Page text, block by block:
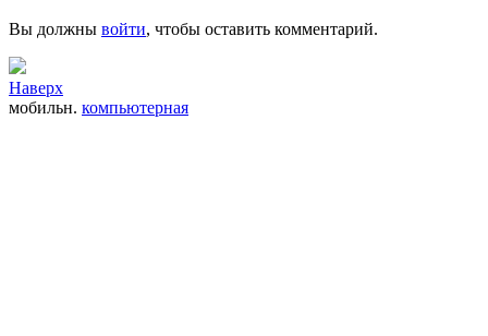
Вы должны войти, чтобы оставить комментарий.
Наверх
мобильн. компьютерная